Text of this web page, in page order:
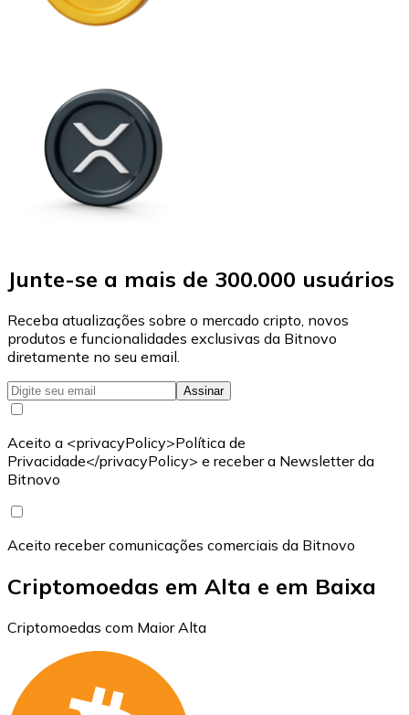
Junte-se a mais de 300.000 usuários
Receba atualizações sobre o mercado cripto, novos
produtos e funcionalidades exclusivas da Bitnovo
diretamente no seu email.
Assinar
Aceito a <privacyPolicy>Política de
Privacidade</privacyPolicy> e receber a Newsletter da
Bitnovo
Aceito receber comunicações comerciais da Bitnovo
Criptomoedas em Alta e em Baixa
Criptomoedas com Maior Alta